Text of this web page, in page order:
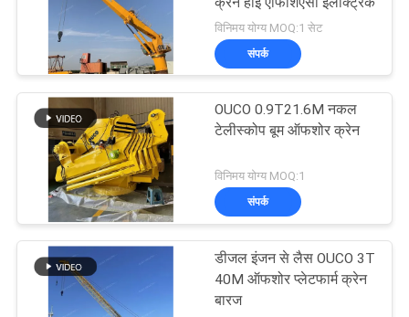
विनिमय योग्य MOQ:1 सेट
संपर्क
OUCO 0.9T21.6M नकल
टेलीस्कोप बूम ऑफशोर क्रेन
विनिमय योग्य MOQ:1
संपर्क
डीजल इंजन से लैस OUCO 3T
40M ऑफशोर प्लेटफार्म क्रेन
बारज